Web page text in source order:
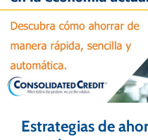
Estrategias de